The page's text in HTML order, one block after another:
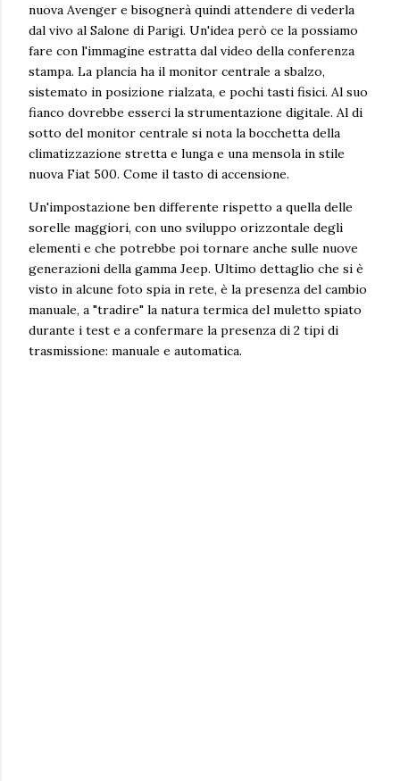
nuova Avenger e bisognerà quindi attendere di vederla
dal vivo al Salone di Parigi. Un'idea però ce la possiamo
fare con l'immagine estratta dal video della conferenza
stampa. La plancia ha il monitor centrale a sbalzo,
sistemato in posizione rialzata, e pochi tasti fisici. Al suo
fianco dovrebbe esserci la strumentazione digitale. Al di
sotto del monitor centrale si nota la bocchetta della
climatizzazione stretta e lunga e una mensola in stile
nuova Fiat 500. Come il tasto di accensione.
Un'impostazione ben differente rispetto a quella delle
sorelle maggiori, con uno sviluppo orizzontale degli
elementi e che potrebbe poi tornare anche sulle nuove
generazioni della gamma Jeep. Ultimo dettaglio che si è
visto in alcune foto spia in rete, è la presenza del cambio
manuale, a "tradire" la natura termica del muletto spiato
durante i test e a confermare la presenza di 2 tipi di
trasmissione: manuale e automatica.